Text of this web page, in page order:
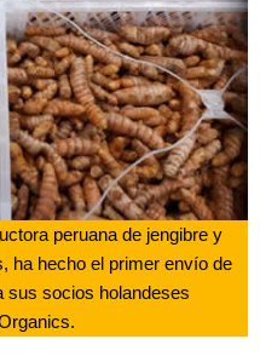
peruana de jengibre y
ha hecho el primer envío de
sus socios holandeses